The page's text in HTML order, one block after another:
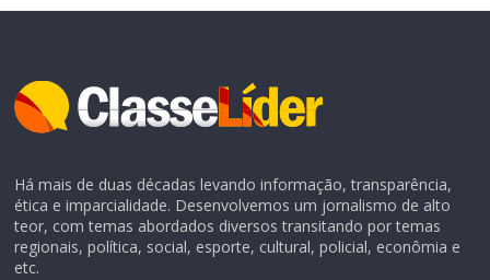
Há mais de duas décadas levando informação, transparência,
ética e imparcialidade. Desenvolvemos um jornalismo de alto
teor, com temas abordados diversos transitando por temas
regionais, política, social, esporte, cultural, policial, econômia e
etc.